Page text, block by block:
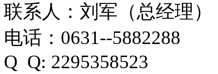
联系人：刘军（总经理）
电话：0631--5882288
Q Q: 2295358523